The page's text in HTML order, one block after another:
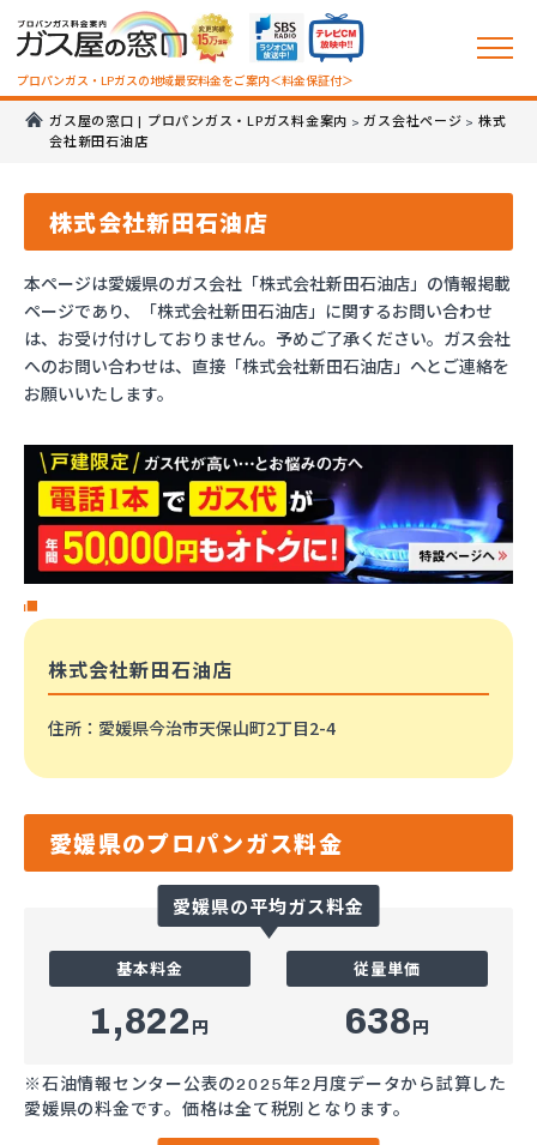
プロパンガス・LPガスの地域最安料金をご案内＜料金保証付＞
ガス屋の窓口 | プロパンガス・LPガス料金案内 >ガス会社ページ > 株式
会社新田石油店
株式会社新田石油店
本ページは愛媛県のガス会社「株式会社新田石油店」の情報掲載
ページであり、「株式会社新田石油店」に関するお問い合わせ
は、お受け付けしておりません。予めご了承ください。ガス会社
へのお問い合わせは、直接「株式会社新田石油店」へとご連絡を
お願いいたします。
株式会社新田石油店
住所 ：愛媛県今治市天保山町2丁目2-4
愛媛県のプロパンガス料金
愛媛県の平均ガス料金
基本料金
1,822 円
従量単価
638円
※石油情報センター公表の2025年2月度データから試算した
愛媛県の料金です。価格は全て税別となります。